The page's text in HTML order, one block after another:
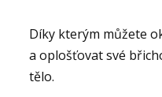
Díky kterým můžete
a oplošťovat své
tělo.